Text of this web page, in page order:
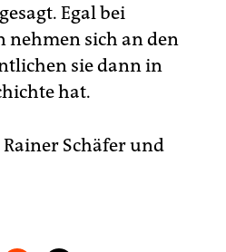
Egal bei
nehmen sich an den
sie dann in
hat.
Schäfer und